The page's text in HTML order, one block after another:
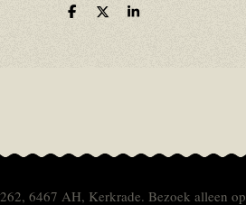
D
D
S
6467 AH, Kerkrade. Bezoek alleen